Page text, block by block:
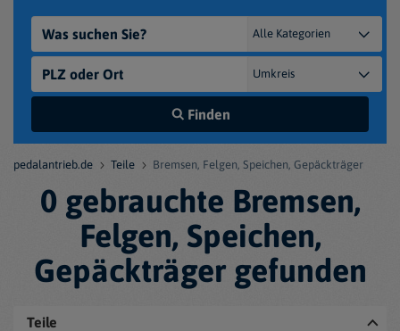
Finden
pedalantrieb.de Teile Bremsen, Felgen, Speichen, Gepäckträger
0 gebrauchte Bremsen,
Felgen, Speichen,
Gepäckträger gefunden
Teile